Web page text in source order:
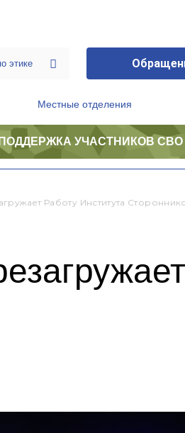
Местные отделения
ПОДДЕРЖКА УЧАСТНИКОВ СВО
Работу Института